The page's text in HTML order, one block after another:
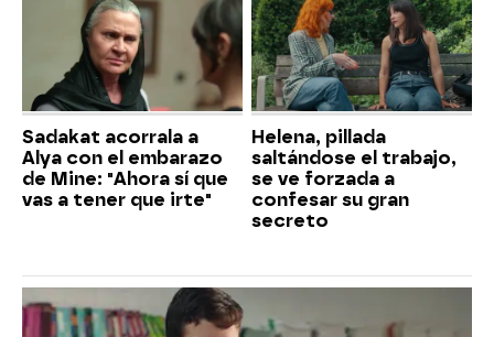
Sadakat acorrala a
Alya con el embarazo
de Mine: "Ahora sí que
vas a tener que irte"
Helena, pillada
saltándose el trabajo,
se ve forzada a
confesar su gran
secreto